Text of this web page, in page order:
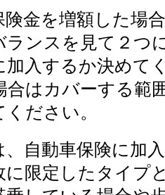
険金を増額した場
ランスを見て２つ
加入するか決めて
合はカバーする範
ださい。
、自動車保険に加
に限定したタイプ